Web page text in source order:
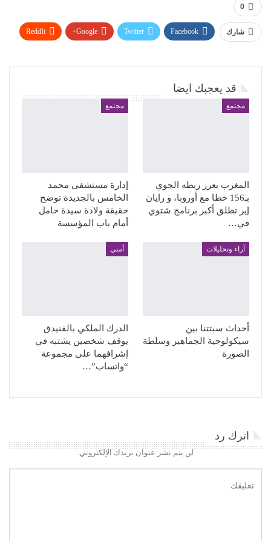
0
شارك Facebook
Twitter
Google+
ReddIt
قد يعجبك ايضا
مجتمع
المغرب يعزز ربطه الجوي
بـ156 خطا مع أوروبا، و رايان
إير تطلق أكبر برنامج شتوي
في…
مجتمع
إدارة مستشفى محمد
الخامس بالجديدة توضح
حقيقة ولادة سيدة حامل
أمام باب المؤسسة
آراء وتحليلات
أحداث سبتتنا بين
سيكولوجية الجماهير وسلطة
الصورة
أمني
الدرك الملكي بالفنيدق
يوقف شخصين يشتبه في
إشرافهما على مجموعة
“واتساب”…
اترك رد
لن يتم نشر عنوان بريدك الإلكتروني.